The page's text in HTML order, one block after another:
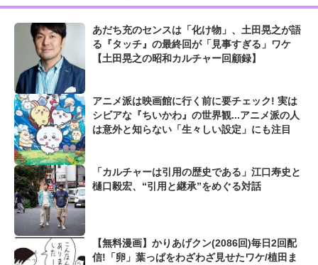
あだち充のセンスは「化け物」、土田晃之が語
る『タッチ』の最終回が「見事すぎる」ワケ
【土田晃之の昭和カルチャー回顧録】
アニメ派は映画館に行く前に要チェック! 実は
シビアな『ちいかわ』の世界観...アニメ派の人
は意外と知らない「生々しい設定」にも注目
「カルチャーは引用の歴史である」江口寿史と
樋口毅宏、“引用と継承”をめぐる対話
【無料漫画】かりあげクン(2086回)毎日2回配
信!「卵」葉っぱをわざわざ見せたワケ/植田ま